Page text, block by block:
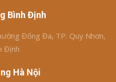
Bình Định
Đống Đa, TP. Quy Nhơn,
Định
Hà Nội